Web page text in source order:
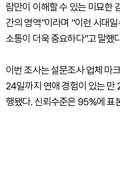
람만이 이해할 수 있는 미묘한
간의 영역”이라며 “이런 시대
소통이 더욱 중요하다”고 말했
이번 조사는 설문조사 업체 마
24일까지 연애 경험이 있는
행됐다. 신뢰수준은 95%에 표